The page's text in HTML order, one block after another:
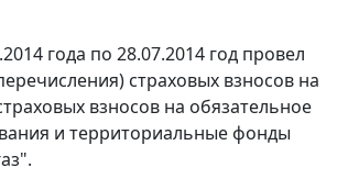
года по 28.07.2014 год провел
страховых взносов на
взносов на обязательное
и территориальные фонды